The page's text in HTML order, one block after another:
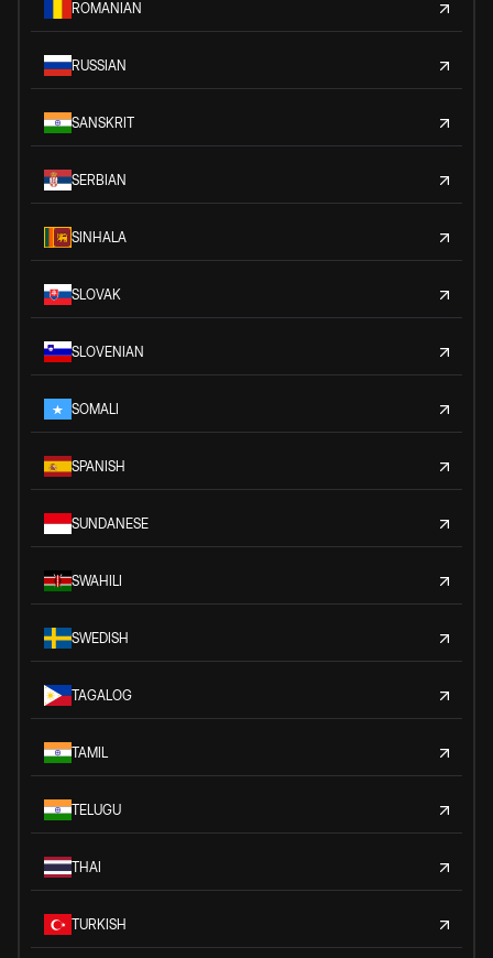
ROMANIAN
RUSSIAN
SANSKRIT
SERBIAN
SINHALA
SLOVAK
SLOVENIAN
SOMALI
SPANISH
SUNDANESE
SWAHILI
SWEDISH
TAGALOG
TAMIL
TELUGU
THAI
TURKISH